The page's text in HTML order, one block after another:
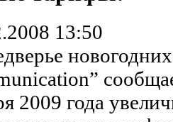
13:50
2009 года